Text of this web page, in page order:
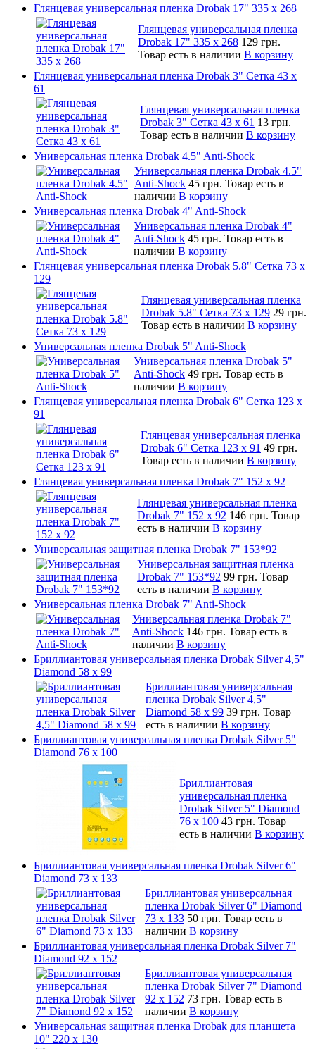
Глянцевая универсальная пленка Drobak 17" 335 х 268
Глянцевая универсальная пленка
Drobak 17" 335 х 268 129 грн.
Товар есть в наличии В корзину
Глянцевая универсальная пленка Drobak 3" Сетка 43 x
61
Глянцевая универсальная пленка
Drobak 3" Сетка 43 x 61 13 грн.
Товар есть в наличии В корзину
Универсальная пленка Drobak 4.5" Anti-Shock
Универсальная пленка Drobak 4.5"
Anti-Shock 45 грн. Товар есть в
наличии В корзину
Универсальная пленка Drobak 4" Anti-Shock
Универсальная пленка Drobak 4"
Anti-Shock 45 грн. Товар есть в
наличии В корзину
Глянцевая универсальная пленка Drobak 5.8" Сетка 73 x
129
Глянцевая универсальная пленка
Drobak 5.8" Сетка 73 x 129 29 грн.
Товар есть в наличии В корзину
Универсальная пленка Drobak 5" Anti-Shock
Универсальная пленка Drobak 5"
Anti-Shock 49 грн. Товар есть в
наличии В корзину
Глянцевая универсальная пленка Drobak 6" Сетка 123 х
91
Глянцевая универсальная пленка
Drobak 6" Сетка 123 х 91 49 грн.
Товар есть в наличии В корзину
Глянцевая универсальная пленка Drobak 7" 152 x 92
Глянцевая универсальная пленка
Drobak 7" 152 x 92 146 грн. Товар
есть в наличии В корзину
Универсальная защитная пленка Drobak 7" 153*92
Универсальная защитная пленка
Drobak 7" 153*92 99 грн. Товар
есть в наличии В корзину
Универсальная пленка Drobak 7" Anti-Shock
Универсальная пленка Drobak 7"
Anti-Shock 146 грн. Товар есть в
наличии В корзину
Бриллиантовая универсальная пленка Drobak Silver 4,5"
Diamond 58 х 99
Бриллиантовая универсальная
пленка Drobak Silver 4,5"
Diamond 58 х 99 39 грн. Товар
есть в наличии В корзину
Бриллиантовая универсальная пленка Drobak Silver 5"
Diamond 76 х 100
Бриллиантовая
универсальная пленка
Drobak Silver 5" Diamond
76 х 100 43 грн. Товар
есть в наличии В корзину
Бриллиантовая универсальная пленка Drobak Silver 6"
Diamond 73 х 133
Бриллиантовая универсальная
пленка Drobak Silver 6" Diamond
73 х 133 50 грн. Товар есть в
наличии В корзину
Бриллиантовая универсальная пленка Drobak Silver 7"
Diamond 92 х 152
Бриллиантовая универсальная
пленка Drobak Silver 7" Diamond
92 х 152 73 грн. Товар есть в
наличии В корзину
Универсальная защитная пленка Drobak для планшета
10" 220 x 130